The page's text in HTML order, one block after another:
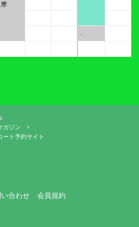
摩
.
ガジン ×
ート予約サイト
い合わせ
会員規約